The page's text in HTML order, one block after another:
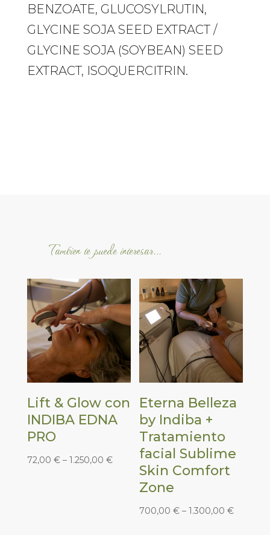
BENZOATE, GLUCOSYLRUTIN,
GLYCINE SOJA SEED EXTRACT /
GLYCINE SOJA (SOYBEAN) SEED
EXTRACT, ISOQUERCITRIN.
Tambien te puede interesar…
Lift & Glow con
INDIBA EDNA
PRO
72,00 €– 1.250,00 €
Eterna Belleza
by Indiba +
Tratamiento
facial Sublime
Skin Comfort
Zone
700,00€ –1.300,00€